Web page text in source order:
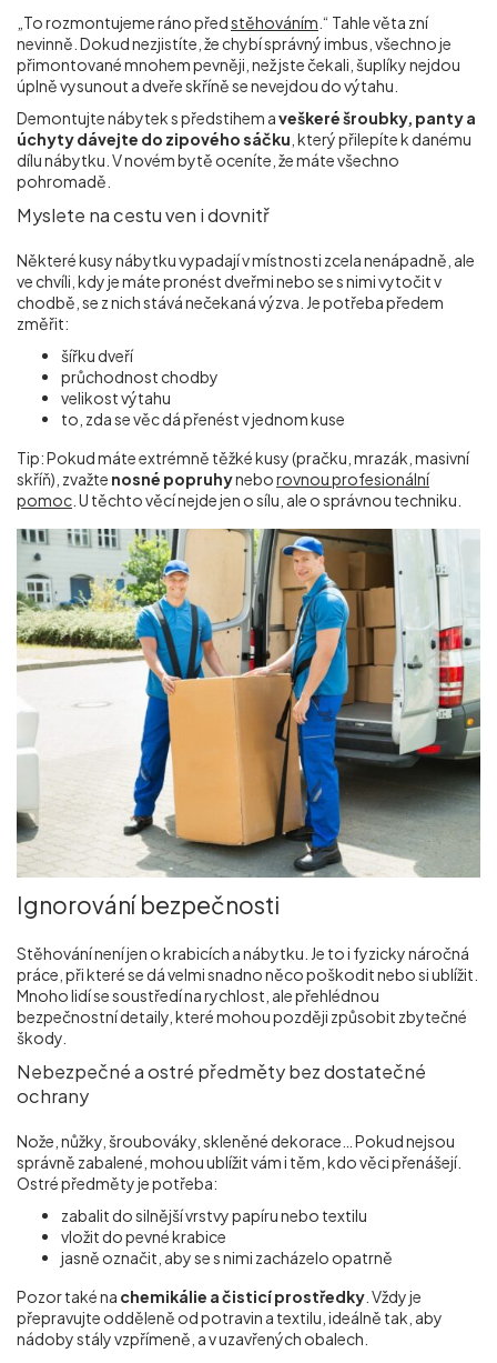
„To rozmontujeme ráno předstěhováním .“ Tahle věta zní
nevinně. Dokud nezjistíte, že chybí správný imbus, všechno je
přimontované mnohem pevněji, než jste čekali, šuplíky nejdou
úplně vysunout a dveře skříně se nevejdou do výtahu.
Demontujte nábytek s předstihem aveškeré šroubky, panty a
úchyty dávejte do zipového sáčku , který přilepíte k danému
dílu nábytku. V novém bytě oceníte, že máte všechno
pohromadě.
Myslete na cestu ven i dovnitř
Některé kusy nábytku vypadají v místnosti zcela nenápadně, ale
ve chvíli, kdy je máte pronést dveřmi nebo se s nimi vytočit v
chodbě, se z nich stává nečekaná výzva. Je potřeba předem
změřit:
šířku dveří
průchodnost chodby
velikost výtahu
to, zda se věc dá přenést v jednom kuse
Tip: Pokud máte extrémně těžké kusy (pračku, mrazák, masivní
skříň), zvažte nosné popruhyneborovnou profesionální
pomoc . U těchto věcí nejde jen o sílu, ale o správnou techniku.
Ignorování bezpečnosti
Stěhování není jen o krabicích a nábytku. Je to i fyzicky náročná
práce, při které se dá velmi snadno něco poškodit nebo si ublížit.
Mnoho lidí se soustředí na rychlost, ale přehlédnou
bezpečnostní detaily, které mohou později způsobit zbytečné
škody.
Nebezpečné a ostré předměty bez dostatečné
ochrany
Nože, nůžky, šroubováky, skleněné dekorace… Pokud nejsou
správně zabalené, mohou ublížit vám i těm, kdo věci přenášejí.
Ostré předměty je potřeba:
zabalit do silnější vrstvy papíru nebo textilu
vložit do pevné krabice
jasně označit, aby se s nimi zacházelo opatrně
Pozor také na chemikálie a čisticí prostředky . Vždy je
přepravujte odděleně od potravin a textilu, ideálně tak, aby
nádoby stály vzpřímeně, a v uzavřených obalech.